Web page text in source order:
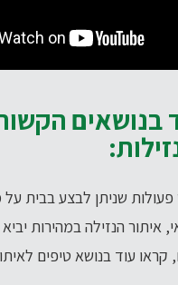
בנושאים
שניתן לבצע בבית על
איתור הנזילה במהירות
עוד בנושא טיפים